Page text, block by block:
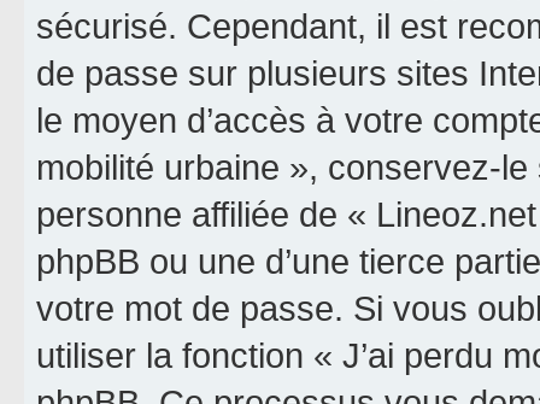
sécurisé. Cependant, il est
de passe sur plusieurs sites
le moyen d’accès à votre
mobilité urbaine », conservez-
personne affiliée de «
phpBB ou une d’une tierce
votre mot de passe. Si vous
utiliser la fonction « J’ai perdu